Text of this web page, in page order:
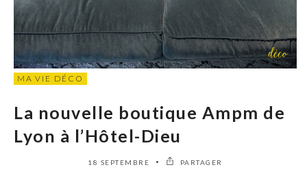
MA VIE DÉCO
La nouvelle boutique Ampm de
Lyon à l’Hôtel-Dieu
18 SEPTEMBRE PARTAGER